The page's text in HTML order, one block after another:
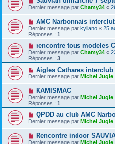
Dernier message par Chamy34 «
AMC Narbonnais
Dernier message par kyliano « 25
Réponses : 1
rencontre tous modeles
Dernier message par Chamy34 «
Réponses : 3
Aigles Cathares
Dernier message par Michel Jugie
KAMISMAC
Dernier message par Michel Jugie
Réponses : 1
QPDD au club AMC
Dernier message par Michel Jugie
Rencontre indoor
Dernier message par Michel Jugie